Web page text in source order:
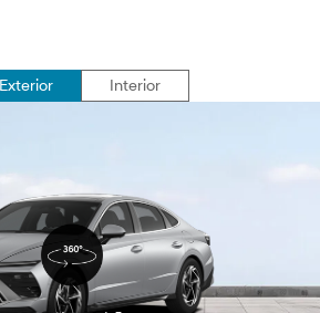
Exterior선
택
Interior